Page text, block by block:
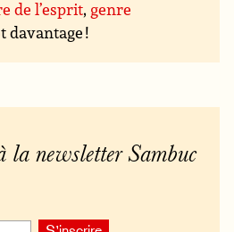
de l’esprit, genre
davantage !
la newsletter Sambuc